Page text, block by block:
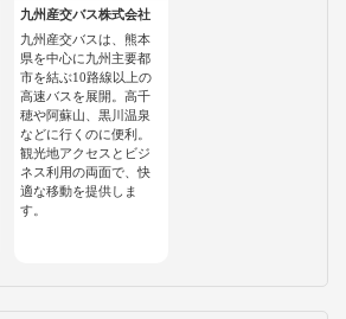
九州産交バス株式会社
九州産交バスは、熊本
県を中心に九州主要都
市を結ぶ10路線以上の
高速バスを展開。高千
穂や阿蘇山、黒川温泉
などに行くのに便利。
観光地アクセスとビジ
ネス利用の両面で、快
適な移動を提供しま
す。